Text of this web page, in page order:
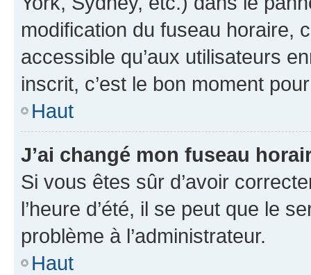
modification du fuseau horaire,
accessible qu’aux utilisateurs
inscrit, c’est le bon moment
Haut
J’ai changé mon fuseau
Si vous êtes sûr d’avoir
l’heure d’été, il se peut que le
problème à l’administrateur.
Haut